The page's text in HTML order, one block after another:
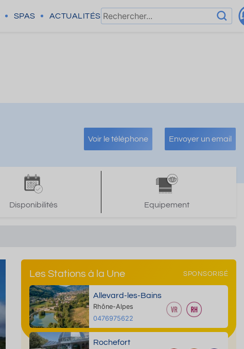
SPAS ACTUALITÉS
Voir le téléphone Envoyer un email
Disponibilités Equipement
Les Stations à la Une SPONSORISÉ
Allevard-les-Bains
Rhône-Alpes
0476975622
Rochefort